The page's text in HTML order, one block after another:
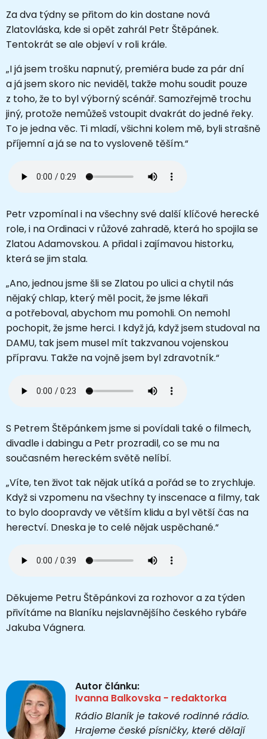
Za dva týdny se přitom do kin dostane nová
Zlatovláska, kde si opět zahrál Petr Štěpánek.
Tentokrát se ale objeví v roli krále.
„I já jsem trošku napnutý, premiéra bude za pár dní
a já jsem skoro nic neviděl, takže mohu soudit pouze
z toho, že to byl výborný scénář. Samozřejmě trochu
jiný, protože nemůžeš vstoupit dvakrát do jedné řeky.
To je jedna věc. Ti mladí, všichni kolem mě, byli strašně
příjemní a já se na to vysloveně těším.“
Petr vzpomínal i na všechny své další klíčové herecké
role, i na Ordinaci v růžové zahradě, která ho spojila se
Zlatou Adamovskou. A přidal i zajímavou historku,
která se jim stala.
„Ano, jednou jsme šli se Zlatou po ulici a chytil nás
nějaký chlap, který měl pocit, že jsme lékaři
a potřeboval, abychom mu pomohli. On nemohl
pochopit, že jsme herci. I když já, když jsem studoval na
DAMU, tak jsem musel mít takzvanou vojenskou
přípravu. Takže na vojně jsem byl zdravotník.“
S Petrem Štěpánkem jsme si povídali také o filmech,
divadle i dabingu a Petr prozradil, co se mu na
současném hereckém světě nelíbí.
„Víte, ten život tak nějak utíká a pořád se to zrychluje.
Když si vzpomenu na všechny ty inscenace a filmy, tak
to bylo doopravdy ve větším klidu a byl větší čas na
herectví. Dneska je to celé nějak uspěchané.“
Děkujeme Petru Štěpánkovi za rozhovor a za týden
přivítáme na Blaníku nejslavnějšího českého rybáře
Jakuba Vágnera.
Autor článku:
Ivanna Balkovska - redaktorka
Rádio Blaník je takové rodinné rádio.
Hrajeme české písničky, které dělají